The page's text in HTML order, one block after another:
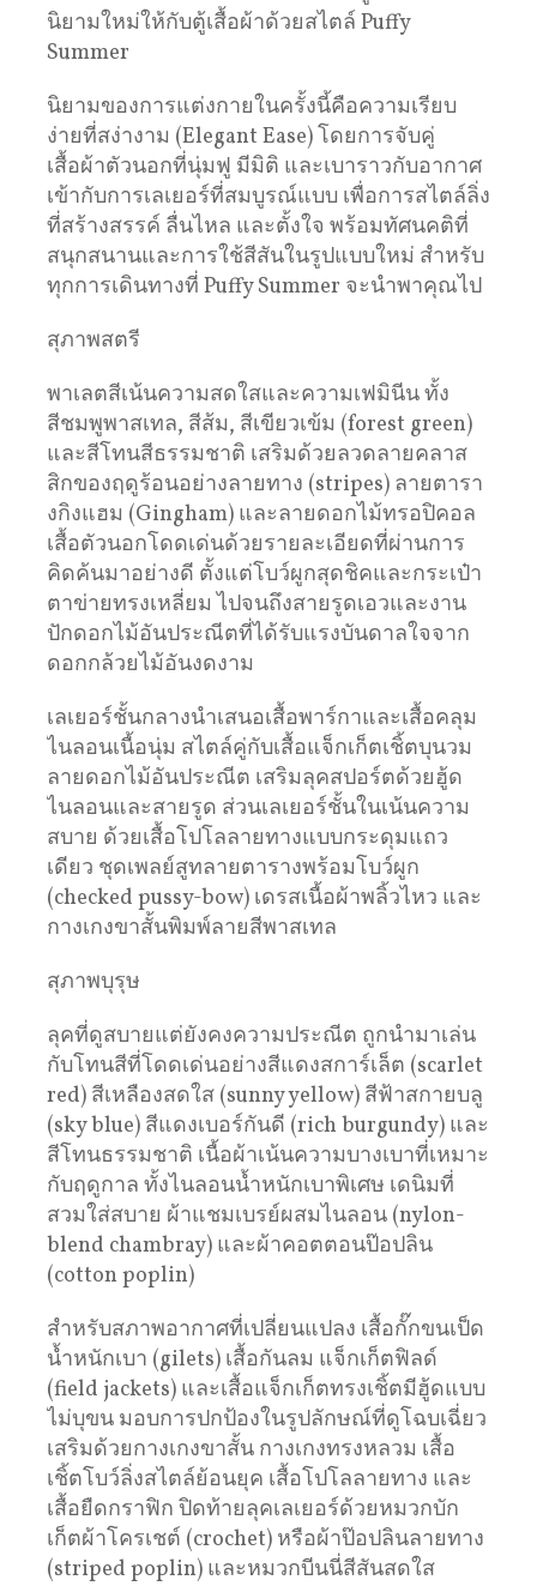
นิยามใหม่ให้กับตู้เสื้อผ้าด้วยสไตล์ Puffy
Summer
นิยามของการแต่งกายในครั้งนี้คือความเรียบ
ง่ายที่สง่างาม (Elegant Ease) โดยการจับคู่
เสื้อผ้าตัวนอกที่นุ่มฟู มีมิติ และเบาราวกับอากาศ
เข้ากับการเลเยอร์ที่สมบูรณ์แบบ เพื่อการสไตล์ลิ่ง
ที่สร้างสรรค์ ลื่นไหล และตั้งใจ พร้อมทัศนคติที่
สนุกสนานและการใช้สีสันในรูปแบบใหม่ สำหรับ
ทุกการเดินทางที่ Puffy Summer จะนำพาคุณไป
สุภาพสตรี
พาเลตสีเน้นความสดใสและความเฟมินีน ทั้ง
สีชมพูพาสเทล, สีส้ม, สีเขียวเข้ม (forest green)
และสีโทนสีธรรมชาติ เสริมด้วยลวดลายคลาส
สิกของฤดูร้อนอย่างลายทาง (stripes) ลายตารา
งกิงแฮม (Gingham) และลายดอกไม้ทรอปิคอล
เสื้อตัวนอกโดดเด่นด้วยรายละเอียดที่ผ่านการ
คิดค้นมาอย่างดี ตั้งแต่โบว์ผูกสุดชิคและกระเป๋า
ตาข่ายทรงเหลี่ยม ไปจนถึงสายรูดเอวและงาน
ปักดอกไม้อันประณีตที่ได้รับแรงบันดาลใจจาก
ดอกกล้วยไม้อันงดงาม
เลเยอร์ชั้นกลางนำเสนอเสื้อพาร์กาและเสื้อคลุม
ไนลอนเนื้อนุ่ม สไตล์คู่กับเสื้อแจ็กเก็ตเชิ้ตบุนวม
ลายดอกไม้อันประณีต เสริมลุคสปอร์ตด้วยฮู้ด
ไนลอนและสายรูด ส่วนเลเยอร์ชั้นในเน้นความ
สบาย ด้วยเสื้อโปโลลายทางแบบกระดุมแถว
เดียว ชุดเพลย์สูทลายตารางพร้อมโบว์ผูก
(checked pussy-bow) เดรสเนื้อผ้าพลิ้วไหว และ
กางเกงขาสั้นพิมพ์ลายสีพาสเทล
สุภาพบุรุษ
ลุคที่ดูสบายแต่ยังคงความประณีต ถูกนำมาเล่น
กับโทนสีที่โดดเด่นอย่างสีแดงสการ์เล็ต (scarlet
red) สีเหลืองสดใส (sunny yellow) สีฟ้าสกายบลู
(sky blue) สีแดงเบอร์กันดี (rich burgundy) และ
สีโทนธรรมชาติ เนื้อผ้าเน้นความบางเบาที่เหมาะ
กับฤดูกาล ทั้งไนลอนน้ำหนักเบาพิเศษ เดนิมที่
สวมใส่สบาย ผ้าแชมเบรย์ผสมไนลอน (nylon-
blend chambray) และผ้าคอตตอนป๊อปลิน
(cotton poplin)
สำหรับสภาพอากาศที่เปลี่ยนแปลง เสื้อกั๊กขนเป็ด
น้ำหนักเบา (gilets) เสื้อกันลม แจ็กเก็ตฟิลด์
(field jackets) และเสื้อแจ็กเก็ตทรงเชิ้ตมีฮู้ดแบบ
ไม่บุขน มอบการปกป้องในรูปลักษณ์ที่ดูโฉบเฉี่ยว
เสริมด้วยกางเกงขาสั้น กางเกงทรงหลวม เสื้อ
เชิ้ตโบว์ลิ่งสไตล์ย้อนยุค เสื้อโปโลลายทาง และ
เสื้อยืดกราฟิก ปิดท้ายลุคเลเยอร์ด้วยหมวกบัก
เก็ตผ้าโครเชต์ (crochet) หรือผ้าป๊อปลินลายทาง
(striped poplin) และหมวกบีนนี่สีสันสดใส